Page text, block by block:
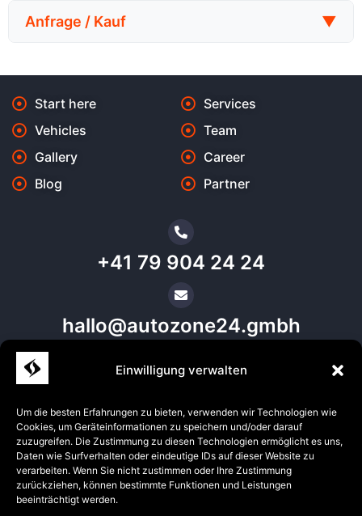
Einwilligung verwalten
Um die besten Erfahrungen zu bieten, verwenden wir Technologien wie
Cookies, um Geräteinformationen zu speichern und/oder darauf
zuzugreifen. Die Zustimmung zu diesen Technologien ermöglicht es uns,
Daten wie Surfverhalten oder eindeutige IDs auf dieser Website zu
verarbeiten. Wenn Sie nicht zustimmen oder Ihre Zustimmung
zurückziehen, können bestimmte Funktionen und Leistungen
beeinträchtigt werden.
Anfrage / Kauf ▼
Start here
Vehicles
Gallery
Blog
Services
Team
Career
Partner
+41 79 904 24 24
hallo@autozone24.gmbh
Request car best price now